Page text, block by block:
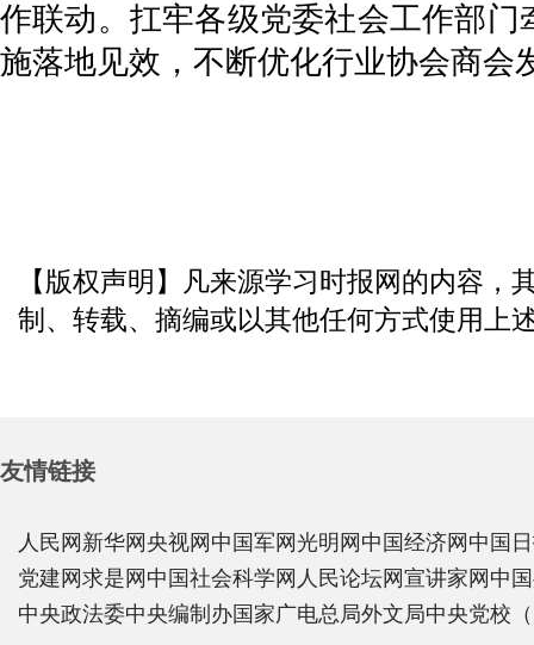
作联动。扛牢各级党委社会工作部
施落地见效，不断优化行业协会商会
【版权声明】凡来源学习时报网的内容
制、转载、摘编或以其他任何方式使用上
友情链接
人民网 新华网 央视网 中国军网 光明网 中国经济网 中国
党建网 求是网 中国社会科学网 人民论坛网 宣讲家网 中
中央政法委中央编制办国家广电总局外文局中央党校